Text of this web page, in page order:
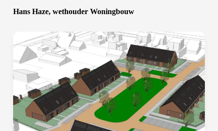
Hans Haze, wethouder Woningbouw